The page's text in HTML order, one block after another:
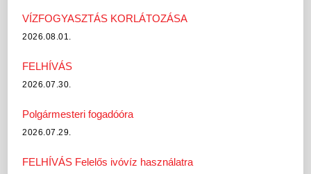
VÍZFOGYASZTÁS KORLÁTOZÁSA
2026.08.01.
FELHÍVÁS
2026.07.30.
Polgármesteri fogadóóra
2026.07.29.
FELHÍVÁS Felelős ivóvíz használatra